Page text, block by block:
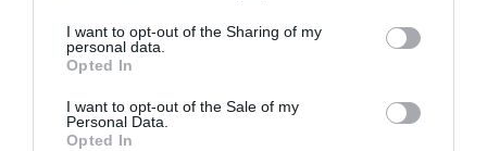
not limited to your visit or usage behaviour. You may click to
grant or deny consent to Google and its third-party tags to
use your data for below specified purposes in below Google
consent section.
I want to opt-out of the Sharing of my
personal data.
Opted In
I want to opt-out of the Sale of my
Personal Data.
Opted In
Χαλκίδα: Στο νοσοκομείο
35χρονη που έπεσε από την
Υψηλή γέφυρα